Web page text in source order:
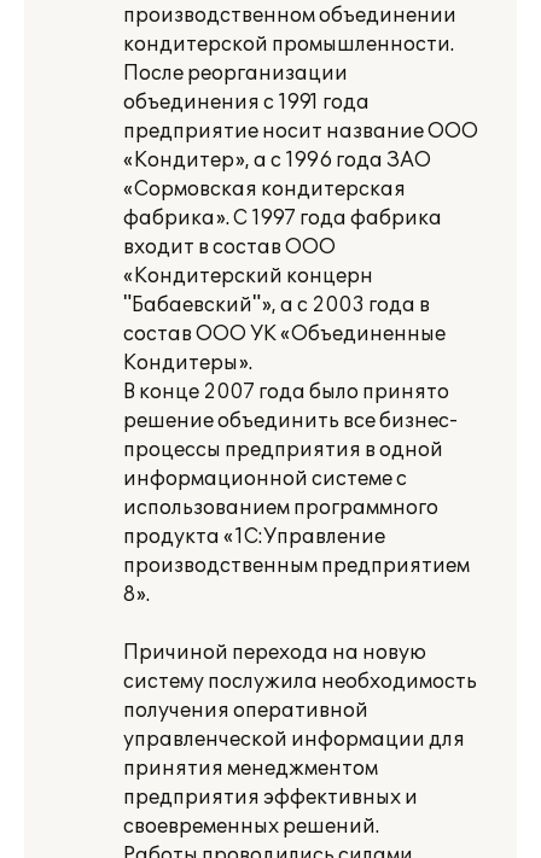
производственном объединении
кондитерской промышленности.
После реорганизации
объединения с 1991 года
предприятие носит название ООО
«Кондитер», а с 1996 года ЗАО
«Сормовская кондитерская
фабрика». С 1997 года фабрика
входит в состав ООО
«Кондитерский концерн
"Бабаевский"», а с 2003 года в
состав ООО УК «Объединенные
Кондитеры».
В конце 2007 года было принято
решение объединить все бизнес-
процессы предприятия в одной
информационной системе с
использованием программного
продукта «1С:Управление
производственным предприятием
8».
Причиной перехода на новую
систему послужила необходимость
получения оперативной
управленческой информации для
принятия менеджментом
предприятия эффективных и
своевременных решений.